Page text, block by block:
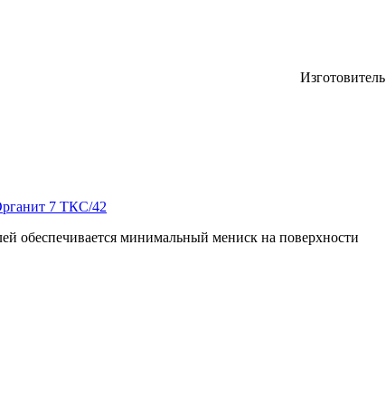
отсеков, обшивки сотовых панелей и
Изготовитель
7 ТКС/42
обеспечивается минимальный мениск на поверхности